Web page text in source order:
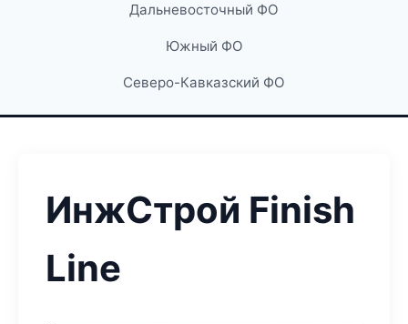
Дальневосточный ФО
Южный ФО
Северо-Кавказский ФО
ИнжСтрой Finish
Line